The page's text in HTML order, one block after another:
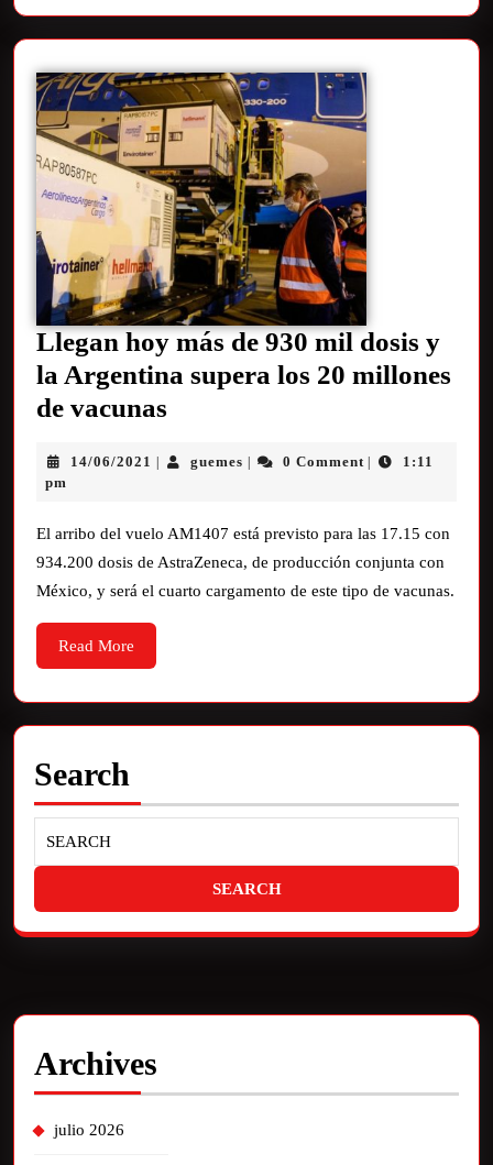
Llegan hoy más de 930 mil dosis y
la Argentina supera los 20 millones
de vacunas
14/06/2021 guemes 0 Comment
1:11
pm
El arribo del vuelo AM1407 está previsto para las 17.15 con
934.200 dosis de AstraZeneca, de producción conjunta con
México, y será el cuarto cargamento de este tipo de vacunas.
Read More
Search
Archives
julio 2026